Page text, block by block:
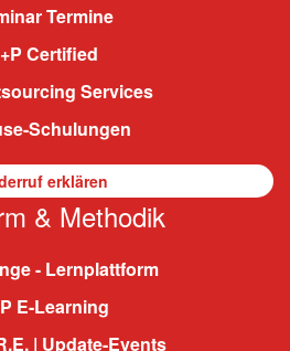
Termine
Certified
Services
Schulungen
erklären
& Methodik
- Lernplattform
E-Learning
| Update-Events